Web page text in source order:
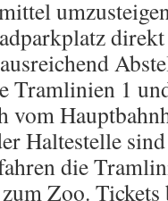
Tramlinien 1
vom
Haltestelle
die
Zoo.